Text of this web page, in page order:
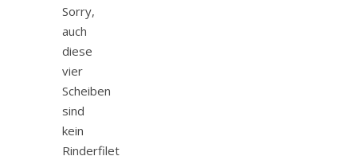
Sorry,
auch
diese
vier
Scheiben
sind
kein
Rinderfilet